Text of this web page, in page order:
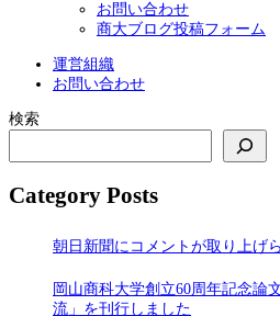
お問い合わせ
商大ブログ投稿フォーム
運営組織
お問い合わせ
検索
Category Posts
朝日新聞にコメントが取り上げ
岡山商科大学創立60周年記念論
流」を刊行しました